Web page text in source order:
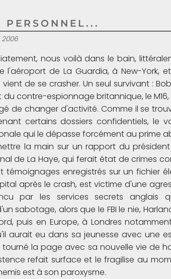
PERSONNEL...
2006
nous voilà dans le bain,
l'aéroport de La Guardia, à New-York,
vient de se crasher. Un seul survivant :
contre-espionnage britannique, le
de changer d'activité. Comme il se
certains dossiers confidentiels, le
qui le dépasse forcément au prime
la main sur un rapport du
de La Haye, qui ferait état de crimes
témoignages enregistrés sur un fichier
après le crash, est victime d'une
par les services secrets anglais
sabotage, alors que le FBI le nie,
puis en Europe, à Londres
aurait eu dans sa jeunesse avec une
tourné la page avec sa nouvelle vie de
refait surface et le fragilise au
est à son paroxysme.